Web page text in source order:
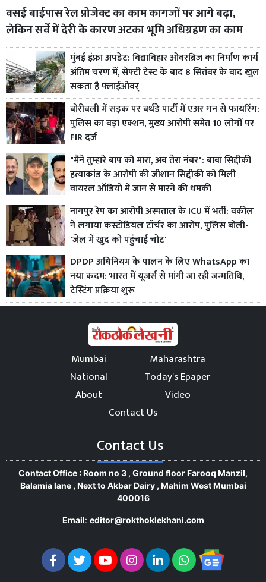
वसई बाईपास रेल प्रोजेक्ट का काम कागजों पर आगे बढ़ा,
लेकिन सर्वे में देरी के कारण अटका भूमि अधिग्रहण का काम
मुंबई इंफ्रा अपडेट: विद्याविहार ओवरब्रिज का निर्माण कार्य
अंतिम चरण में, सेफ्टी टेस्ट के बाद 8 सितंबर के बाद खुल
सकता है फ्लाईओवर्
बोरीवली में सड़क पर बर्थडे पार्टी में एअर गन से फायरिंग:
पुलिस का बड़ा एक्शन, मुख्य आरोपी समेत 10 लोगों पर
FIR दर्ज
"मैंने तुम्हारे बाप को मारा, अब तेरा नंबर": बाबा सिद्दीकी
हत्याकांड के आरोपी की जीशान सिद्दीकी को मिली
वायरल ऑडियो में जान से मारने की धमकी
नागपुर रेप का आरोपी अस्पताल के ICU में भर्ती: वकील
ने लगाया कस्टोडियल टॉर्चर का आरोप, पुलिस बोली-
'जेल में खुद को पहुंचाई चोट'
DPDP अधिनियम के पालन के लिए WhatsApp का
नया कदम: भारत में यूजर्स से मांगी जा रही जन्मतिथि,
टेस्टिंग प्रक्रिया शुरू
Mumbai
Maharashtra
National
Today's Epaper
About
Video
Contact Us
Contact Us
Contact Office : Room no 3 , Ground floor Farooq Manzil,
Balamia lane , Next to Akbar Dairy , Mahim West Mumbai
400016
Email: editor@rokthoklekhani.com